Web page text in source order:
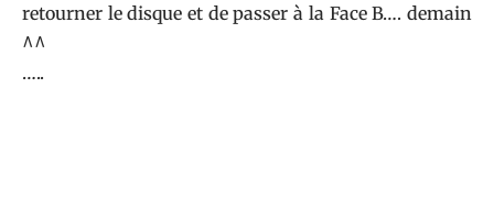
retourner le disque et de passer à la Face B…. demain
^^
…..